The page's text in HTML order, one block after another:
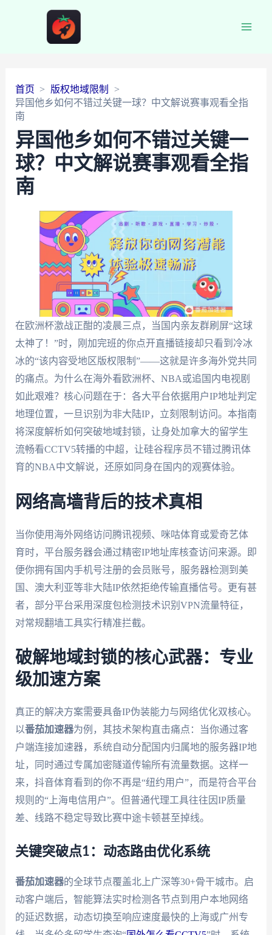
首页
版权地域限制
异国他乡如何不错过关键一球？中文解说赛事观看全指
南
异国他乡如何不错过关键一
球？中文解说赛事观看全指
南
在欧洲杯激战正酣的凌晨三点，当国内亲友群刷屏“这球
太神了！”时，刚加完班的你点开直播链接却只看到冷冰
冰的“该内容受地区版权限制”——这就是许多海外党共同
的痛点。为什么在海外看欧洲杯、NBA或追国内电视剧
如此艰难？核心问题在于：各大平台依据用户IP地址判定
地理位置，一旦识别为非大陆IP，立刻限制访问。本指南
将深度解析如何突破地域封锁，让身处加拿大的留学生
流畅看CCTV5转播的中超，让硅谷程序员不错过腾讯体
育的NBA中文解说，还原如同身在国内的观赛体验。
网络高墙背后的技术真相
当你使用海外网络访问腾讯视频、咪咕体育或爱奇艺体
育时，平台服务器会通过精密IP地址库核查访问来源。即
便你拥有国内手机号注册的会员账号，服务器检测到美
国、澳大利亚等非大陆IP依然拒绝传输直播信号。更有甚
者，部分平台采用深度包检测技术识别VPN流量特征，
对常规翻墙工具实行精准拦截。
破解地域封锁的核心武器：专业
级加速方案
真正的解决方案需要具备IP伪装能力与网络优化双核心。
以番茄加速器为例，其技术架构直击痛点：当你通过客
户端连接加速器，系统自动分配国内归属地的服务器IP地
址，同时通过专属加密隧道传输所有流量数据。这样一
来，抖音体育看到的你不再是“纽约用户”，而是符合平台
规则的“上海电信用户”。但普通代理工具往往因IP质量
差、线路不稳定导致比赛中途卡顿甚至掉线。
关键突破点1：动态路由优化系统
番茄加速器的全球节点覆盖北上广深等30+骨干城市。启
动客户端后，智能算法实时检测各节点到用户本地网络
的延迟数据，动态切换至响应速度最快的上海或广州专